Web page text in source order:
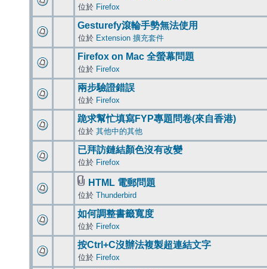
位於 Firefox
Gesturefy滾輪手勢無法使用
位於 Extension 擴充套件
Firefox on Mac 全螢幕問題
位於 Firefox
兩步驗證錯誤
位於 Firefox
跪求幫忙填寫FYP專題問卷(來自香港)
位於 其他中的其他
已拜訪鏈結顏色沒有改變
位於 Firefox
HTML 電郵問題
位於 Thunderbird
如何調整書籤寬度
位於 Firefox
按Ctrl+C沒辦法複製超連結文字
位於 Firefox